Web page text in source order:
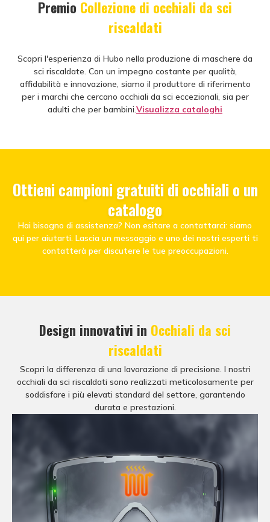
Premio Collezione di occhiali da sci
riscaldati
Scopri l'esperienza di Hubo nella produzione di maschere da
sci riscaldate. Con un impegno costante per qualità,
affidabilità e innovazione, siamo il produttore di riferimento
per i marchi che cercano occhiali da sci eccezionali, sia per
adulti che per bambini.Visualizza cataloghi
Ottieni campioni gratuiti di occhiali o un
catalogo
Hai bisogno di assistenza? Non esitare a contattarci: siamo
qui per aiutarti. Lascia un messaggio e uno dei nostri esperti ti
contatterà per discutere le tue preoccupazioni.
Design innovativi in Occhiali da sci
riscaldati
Scopri la differenza di una lavorazione di precisione. I nostri
occhiali da sci riscaldati sono realizzati meticolosamente per
soddisfare i più elevati standard del settore, garantendo
durata e prestazioni.